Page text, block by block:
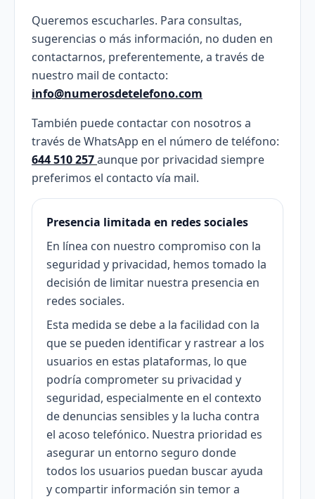
Queremos escucharles. Para consultas,
sugerencias o más información, no duden en
contactarnos, preferentemente, a través de
nuestro mail de contacto:
info@numerosdetelefono.com
También puede contactar con nosotros a
través de WhatsApp en el número de teléfono:
644 510 257aunque por privacidad siempre
preferimos el contacto vía mail.
Presencia limitada en redes sociales
En línea con nuestro compromiso con la
seguridad y privacidad, hemos tomado la
decisión de limitar nuestra presencia en
redes sociales.
Esta medida se debe a la facilidad con la
que se pueden identificar y rastrear a los
usuarios en estas plataformas, lo que
podría comprometer su privacidad y
seguridad, especialmente en el contexto
de denuncias sensibles y la lucha contra
el acoso telefónico. Nuestra prioridad es
asegurar un entorno seguro donde
todos los usuarios puedan buscar ayuda
y compartir información sin temor a